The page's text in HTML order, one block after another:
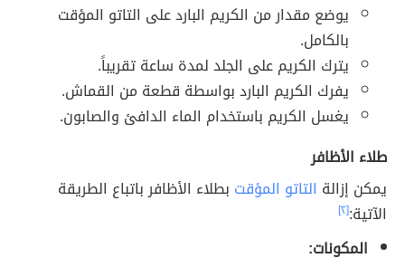
يوضع مقدار من الكريم البارد على التاتو المؤقت
بالكامل.
يترك الكريم على الجلد لمدة ساعة تقريباً.
يفرك الكريم البارد بواسطة قطعة من القماش.
يغسل الكريم باستخدام الماء الدافئ والصابون.
طلاء الأظافر
يمكن إزالة التاتو المؤقت بطلاء الأظافر باتباع الطريقة
الآتية:[٢]
المكونات: